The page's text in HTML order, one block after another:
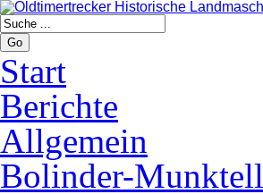
Go
Start
Berichte
Allgemein
Bolinder-Munktell